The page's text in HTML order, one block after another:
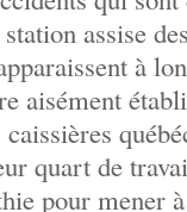
assise
à
aisément
quart de
pour mener